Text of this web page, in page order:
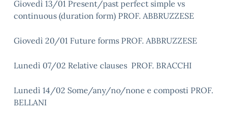
Giovedì 13/01 Present/past perfect simple vs
continuous (duration form) PROF. ABBRUZZESE
Giovedì 20/01 Future forms PROF. ABBRUZZESE
Lunedì 07/02 Relative clauses PROF. BRACCHI
Lunedì 14/02 Some/any/no/none e composti PROF.
BELLANI